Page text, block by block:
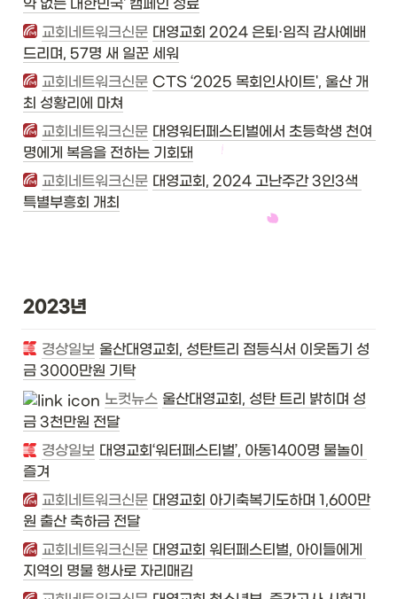
약 없는 대한민국' 캠페인 성료
교회네트워크신문 대영교회 2024 은퇴·임직 감사예배
드리며, 57명 새 일꾼 세워
교회네트워크신문 CTS ‘2025 목회인사이트', 울산 개
최 성황리에 마쳐
교회네트워크신문 대영워터페스티벌에서 초등학생 천여
명에게 복음을 전하는 기회돼
교회네트워크신문 대영교회, 2024 고난주간 3인3색
특별부흥회 개최
2023년
경상일보 울산대영교회, 성탄트리 점등식서 이웃돕기 성
금 3000만원 기탁
노컷뉴스 울산대영교회, 성탄 트리 밝히며 성
금 3천만원 전달
경상일보 대영교회‘워터페스티벌’, 아동1400명 물놀이
즐겨
교회네트워크신문 대영교회 아기축복기도하며 1,600만
원 출산 축하금 전달
교회네트워크신문 대영교회 워터페스티벌, 아이들에게
지역의 명물 행사로 자리매김